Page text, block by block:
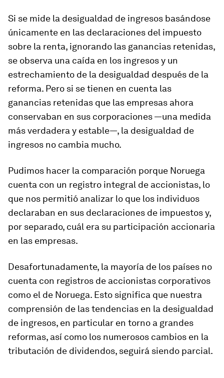
Si se mide la desigualdad de ingresos basándose
únicamente en las declaraciones del impuesto
sobre la renta, ignorando las ganancias retenidas,
se observa una caída en los ingresos y un
estrechamiento de la desigualdad después de la
reforma. Pero si se tienen en cuenta las
ganancias retenidas que las empresas ahora
conservaban en sus corporaciones —una medida
más verdadera y estable—, la desigualdad de
ingresos no cambia mucho.
Pudimos hacer la comparación porque Noruega
cuenta con un registro integral de accionistas, lo
que nos permitió analizar lo que los individuos
declaraban en sus declaraciones de impuestos y,
por separado, cuál era su participación accionaria
en las empresas.
Desafortunadamente, la mayoría de los países no
cuenta con registros de accionistas corporativos
como el de Noruega. Esto significa que nuestra
comprensión de las tendencias en la desigualdad
de ingresos, en particular en torno a grandes
reformas, así como los numerosos cambios en la
tributación de dividendos, seguirá siendo parcial.